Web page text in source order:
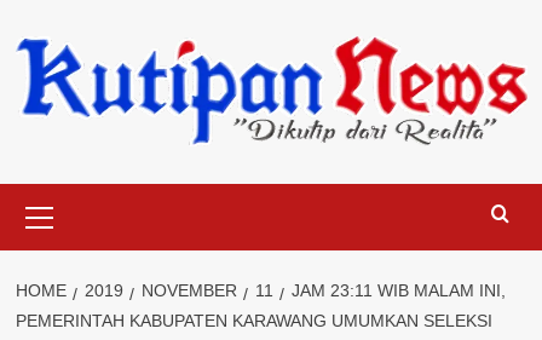
to
content
Menu
HOME 2019 NOVEMBER 11
JAM 23:11 WIB MALAM INI,
PEMERINTAH KABUPATEN KARAWANG UMUMKAN SELEKSI